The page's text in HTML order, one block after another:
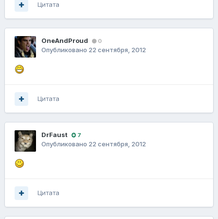
Цитата
OneAndProud 0
Опубликовано 22 сентября, 2012
Цитата
DrFaust 7
Опубликовано 22 сентября, 2012
Цитата